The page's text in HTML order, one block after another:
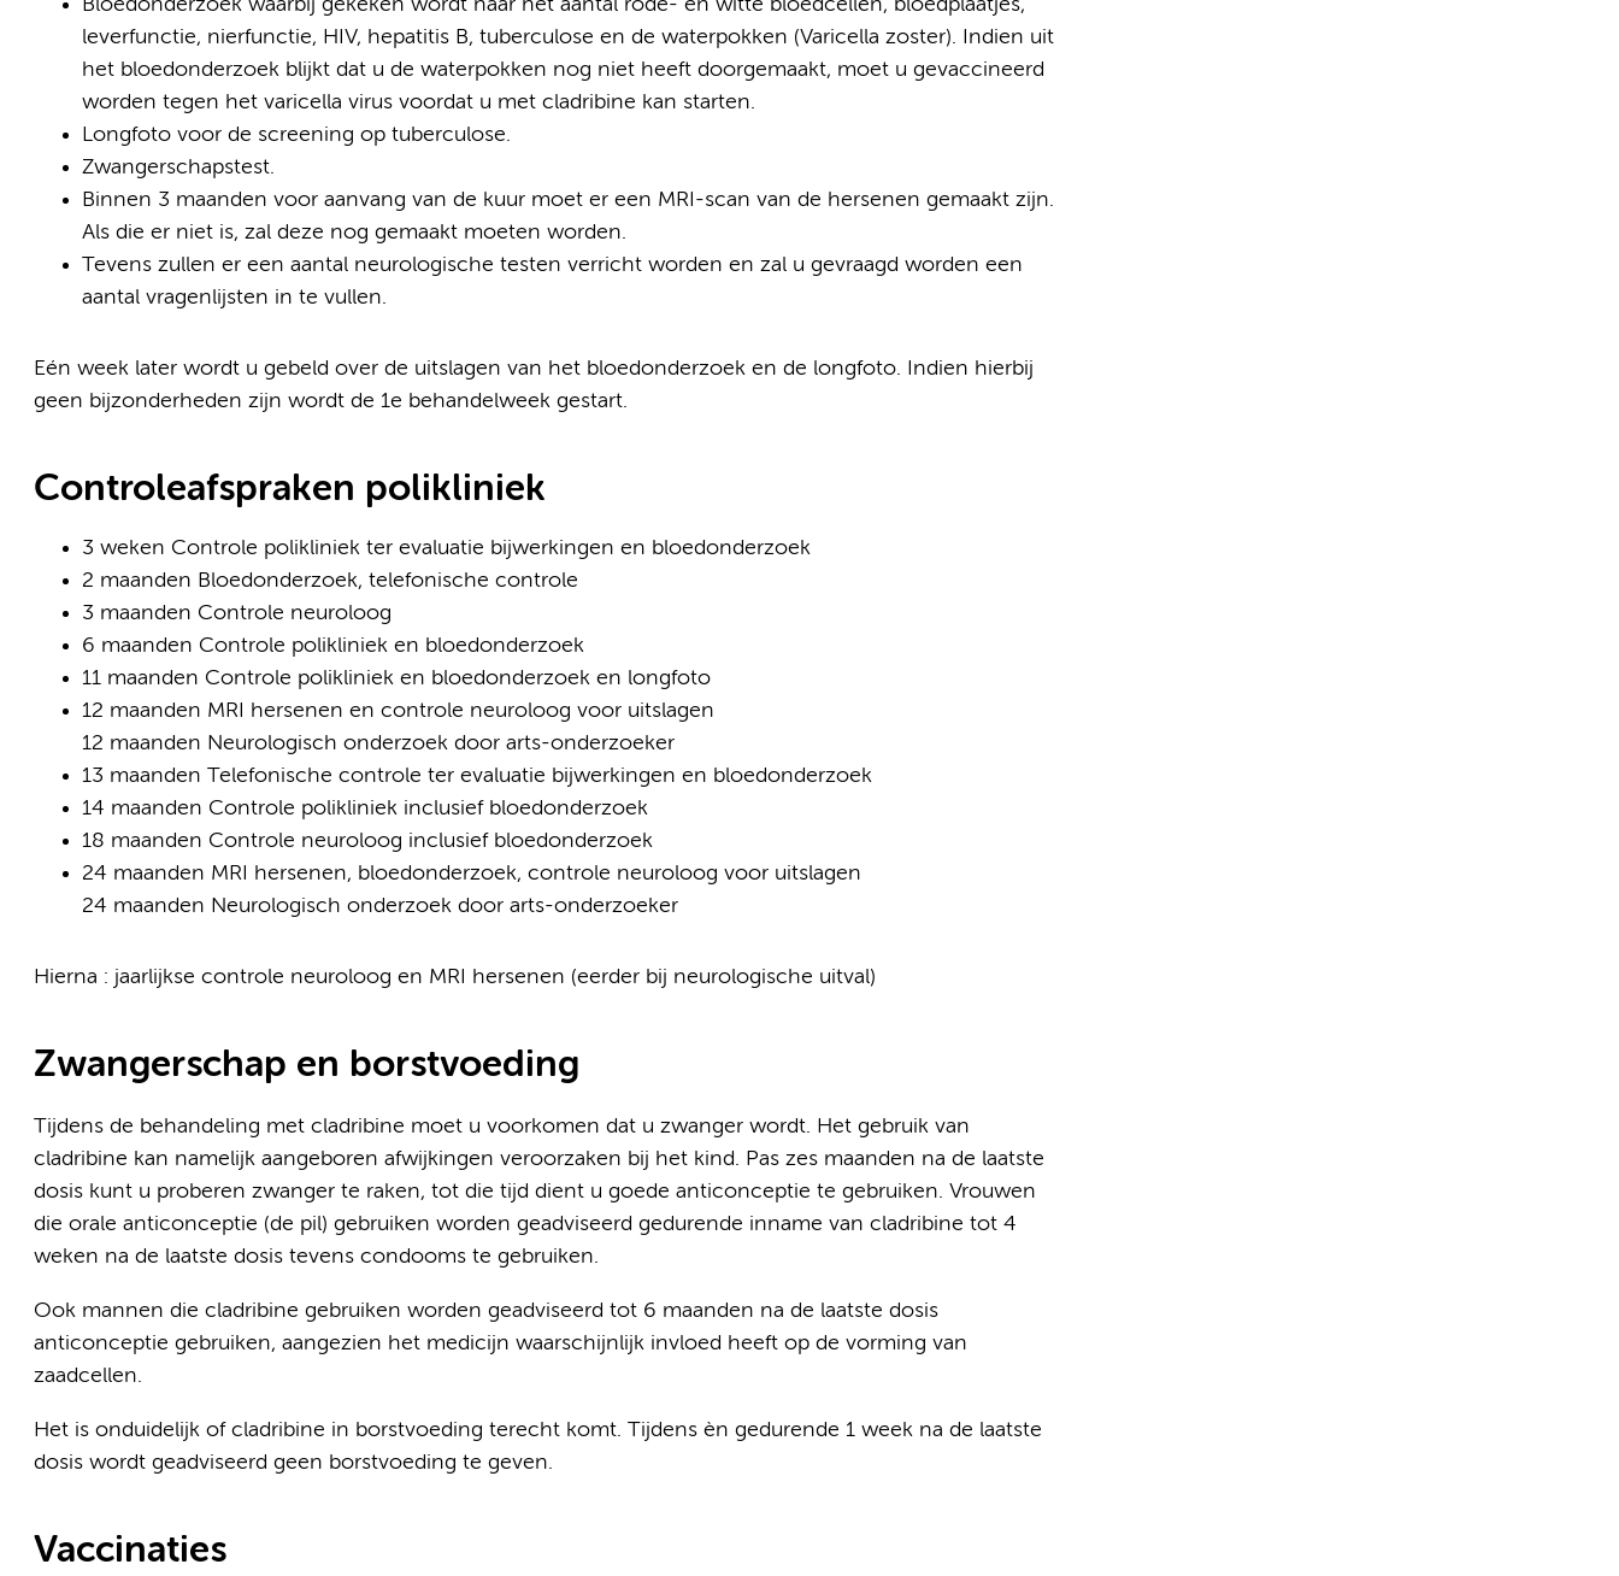
Bloedonderzoek waarbij gekeken wordt naar het aantal rode- en witte bloedcellen, bloedplaatjes,
leverfunctie, nierfunctie, HIV, hepatitis B, tuberculose en de waterpokken (Varicella zoster). Indien uit
het bloedonderzoek blijkt dat u de waterpokken nog niet heeft doorgemaakt, moet u gevaccineerd
worden tegen het varicella virus voordat u met cladribine kan starten.
Longfoto voor de screening op tuberculose.
Zwangerschapstest.
Binnen 3 maanden voor aanvang van de kuur moet er een MRI-scan van de hersenen gemaakt zijn.
Als die er niet is, zal deze nog gemaakt moeten worden.
Tevens zullen er een aantal neurologische testen verricht worden en zal u gevraagd worden een
aantal vragenlijsten in te vullen.
Eén week later wordt u gebeld over de uitslagen van het bloedonderzoek en de longfoto. Indien hierbij
geen bijzonderheden zijn wordt de 1e behandelweek gestart.
Controleafspraken polikliniek
3 weken Controle polikliniek ter evaluatie bijwerkingen en bloedonderzoek
2 maanden Bloedonderzoek, telefonische controle
3 maanden Controle neuroloog
6 maanden Controle polikliniek en bloedonderzoek
11 maanden Controle polikliniek en bloedonderzoek en longfoto
12 maanden MRI hersenen en controle neuroloog voor uitslagen
12 maanden Neurologisch onderzoek door arts-onderzoeker
13 maanden Telefonische controle ter evaluatie bijwerkingen en bloedonderzoek
14 maanden Controle polikliniek inclusief bloedonderzoek
18 maanden Controle neuroloog inclusief bloedonderzoek
24 maanden MRI hersenen, bloedonderzoek, controle neuroloog voor uitslagen
24 maanden Neurologisch onderzoek door arts-onderzoeker
Hierna : jaarlijkse controle neuroloog en MRI hersenen (eerder bij neurologische uitval)
Zwangerschap en borstvoeding
Tijdens de behandeling met cladribine moet u voorkomen dat u zwanger wordt. Het gebruik van
cladribine kan namelijk aangeboren afwijkingen veroorzaken bij het kind. Pas zes maanden na de laatste
dosis kunt u proberen zwanger te raken, tot die tijd dient u goede anticonceptie te gebruiken. Vrouwen
die orale anticonceptie (de pil) gebruiken worden geadviseerd gedurende inname van cladribine tot 4
weken na de laatste dosis tevens condooms te gebruiken.
Ook mannen die cladribine gebruiken worden geadviseerd tot 6 maanden na de laatste dosis
anticonceptie gebruiken, aangezien het medicijn waarschijnlijk invloed heeft op de vorming van
zaadcellen.
Het is onduidelijk of cladribine in borstvoeding terecht komt. Tijdens èn gedurende 1 week na de laatste
dosis wordt geadviseerd geen borstvoeding te geven.
Vaccinaties